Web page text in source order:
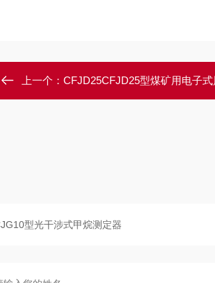
上一个： CFJD25CFJD25型煤矿用电子